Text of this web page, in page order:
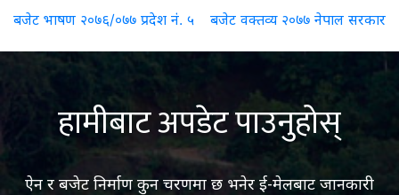
Post
navigation
बजेट भाषण २०७६/०७७ प्रदेश नंं. ५ बजेट वक्तव्य २०७७ नेपाल सरकार
हामीबाट अपडेट पाउनुहोस्
ऐन र बजेट निर्माण कुन चरणमा छ भनेर ई-मेलबाट जानकारी